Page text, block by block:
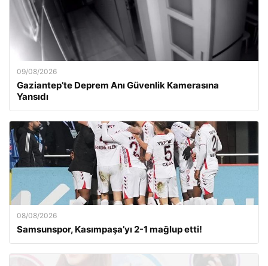
09/08/2026
Gaziantep’te Deprem Anı Güvenlik Kamerasına
Yansıdı
08/08/2026
Samsunspor, Kasımpaşa’yı 2-1 mağlup etti!